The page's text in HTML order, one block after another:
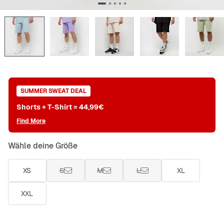
SUMMER SWEAT DEAL
Shorts + T-Shirt = 44,99€
Find More
Wähle deine Größe
XS S M L XL
XXL